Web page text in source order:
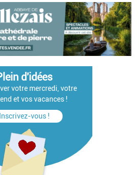
d'idées
votre mercredi, votre
et vos vacances !
Inscrivez-vous !